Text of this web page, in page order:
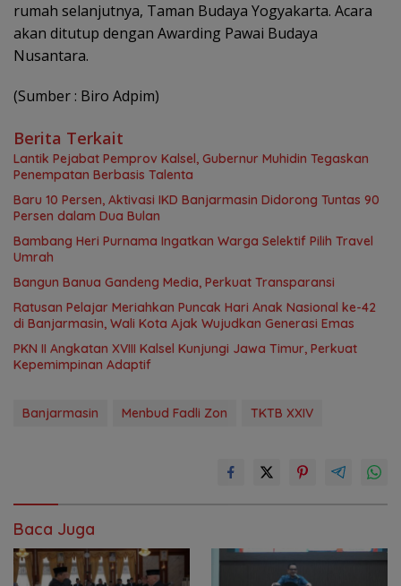
rumah selanjutnya, Taman Budaya Yogyakarta. Acara
akan ditutup dengan Awarding Pawai Budaya
Nusantara.
(Sumber : Biro Adpim)
Berita Terkait
Lantik Pejabat Pemprov Kalsel, Gubernur Muhidin Tegaskan
Penempatan Berbasis Talenta
Baru 10 Persen, Aktivasi IKD Banjarmasin Didorong Tuntas 90
Persen dalam Dua Bulan
Bambang Heri Purnama Ingatkan Warga Selektif Pilih Travel
Umrah
Bangun Banua Gandeng Media, Perkuat Transparansi
Ratusan Pelajar Meriahkan Puncak Hari Anak Nasional ke-42
di Banjarmasin, Wali Kota Ajak Wujudkan Generasi Emas
PKN II Angkatan XVIII Kalsel Kunjungi Jawa Timur, Perkuat
Kepemimpinan Adaptif
Banjarmasin Menbud Fadli Zon TKTB XXIV
Baca Juga